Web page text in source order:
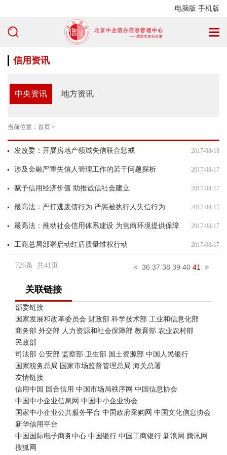
电脑版 手机版
信用资讯
中央资讯 地方资讯
当前位置： 首页 >
发改委：开展房地产领域失信联合惩戒 2017-08-18
涉及金融严重失信人管理工作的若干问题探析 2017-08-17
赋予信用经济价值 助推诚信社会建立 2017-08-17
最高法：严打逃废债行为 严惩被执行人失信行为 2017-08-17
最高法：推动社会信用体系建设 为营商环境提供保障 2017-08-17
工商总局部署启动红盾质量维权行动 2017-08-17
726条 共41 页 < 36 37 38 39 40 41 >
关联链接
部委链接
国家发展和改革委员会 财政部 科学技术部 工业和信息化部
商务部 外交部 人力资源和社会保障部 教育部 农业农村部
民政部
司法部 公安部 监察部 卫生部 国土资源部 中国人民银行
国家税务总局 国家市场监督管理总局 海关总署
友情链接
信用中国
国合信用 中国市场局秩序网 中国信息协会
中国中小企业信息网 中国中小企业协会
国家中小企业公共服务平台 中国政府采购网 中国文化信息协会
新华信用平台
中国国际电子商务中心 中国银行 中国工商银行 新浪网 腾讯网
搜狐网